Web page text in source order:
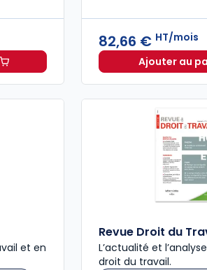
€ TTCet administration des ressources
82,66 € HT/mois
Ajouter au
et en
Revue Droit du
L’actualité et
droit du travail.